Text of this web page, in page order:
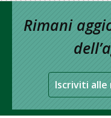
Rimani
Iscriviti